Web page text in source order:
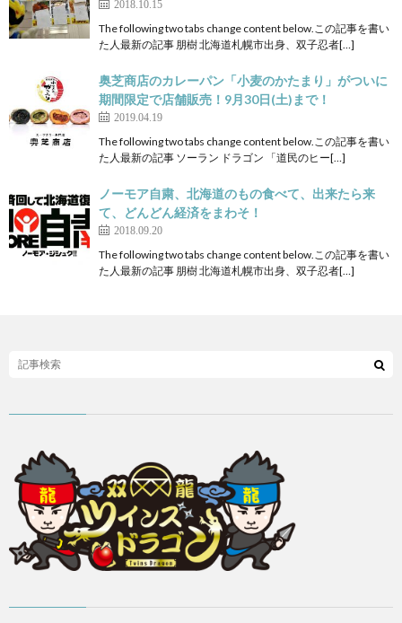
2018.10.15
The following two tabs change content below.この記事を書い
た人最新の記事 朋樹 北海道札幌市出身、双子忍者[…]
奥芝商店のカレーパン「小麦のかたまり」がついに
期間限定で店舗販売！9月30日(土)まで！
2019.04.19
The following two tabs change content below.この記事を書い
た人最新の記事 ソーラン ドラゴン 「道民のヒー[…]
ノーモア自粛、北海道のもの食べて、出来たら来
て、どんどん経済をまわそ！
2018.09.20
The following two tabs change content below.この記事を書い
た人最新の記事 朋樹 北海道札幌市出身、双子忍者[…]